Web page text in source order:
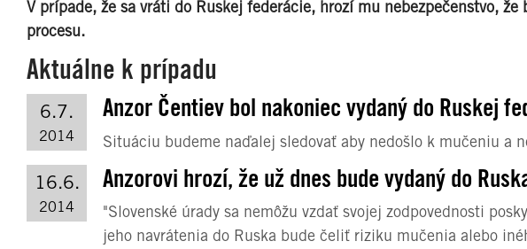
V prípade, že sa vráti do Ruskej federácie, hrozí mu nebezpečenstvo,
procesu.
Aktuálne k prípadu
6.7.
2014
Anzor Čentiev bol nakoniec vydaný do Ruskej
Situáciu budeme naďalej sledovať aby nedošlo k mučeniu a
16.6.
2014
Anzorovi hrozí, že už dnes bude vydaný do
"Slovenské úrady sa nemôžu vzdať svojej zodpovednosti
jeho navrátenia do Ruska bude čeliť riziku mučenia alebo